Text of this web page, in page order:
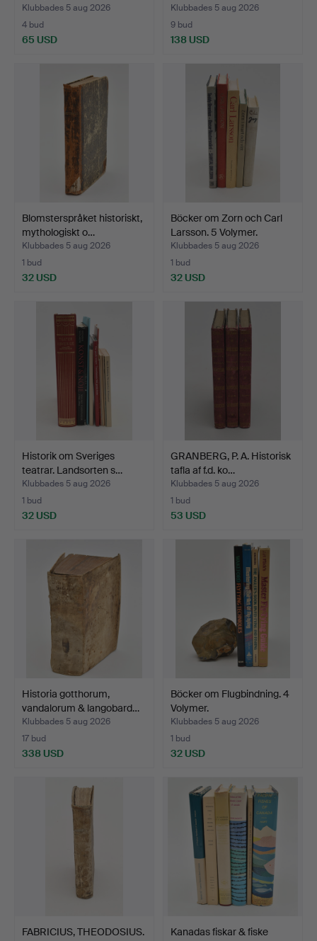
Klubbades 5 aug 2026
4 bud
65 USD
Klubbades 5 aug 2026
9 bud
138 USD
Blomsterspråket historiskt,
mythologiskt o…
Klubbades 5 aug 2026
1 bud
32 USD
Böcker om Zorn och Carl
Larsson. 5 Volymer.
Klubbades 5 aug 2026
1 bud
32 USD
Historik om Sveriges
teatrar. Landsorten s…
Klubbades 5 aug 2026
1 bud
32 USD
GRANBERG, P. A. Historisk
tafla af f.d. ko…
Klubbades 5 aug 2026
1 bud
53 USD
Historia gotthorum,
vandalorum & langobard…
Klubbades 5 aug 2026
17 bud
338 USD
Böcker om Flugbindning. 4
Volymer.
Klubbades 5 aug 2026
1 bud
32 USD
FABRICIUS, THEODOSIUS.
Kanadas fiskar & fiske